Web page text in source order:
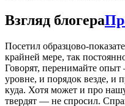
Взгляд блогера
Посетил образцово-
крайней мере, так
Говорят, перенимайте
уровне, и порядок везде, и
куда. Хотя может и про
твердят — не спросил.